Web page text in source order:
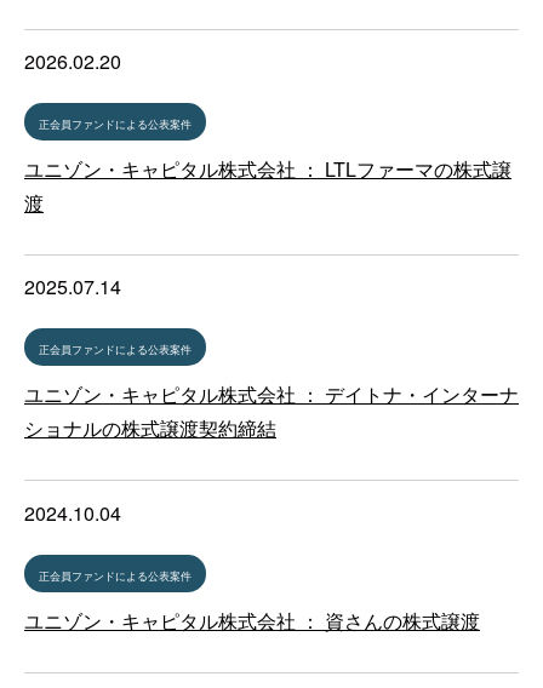
2026.02.20
正会員ファンドによる公表案件
ユニゾン・キャピタル株式会社 ： LTLファーマの株式譲
渡
2025.07.14
正会員ファンドによる公表案件
ユニゾン・キャピタル株式会社 ： デイトナ・インターナ
ショナルの株式譲渡契約締結
2024.10.04
正会員ファンドによる公表案件
ユニゾン・キャピタル株式会社 ： 資さんの株式譲渡